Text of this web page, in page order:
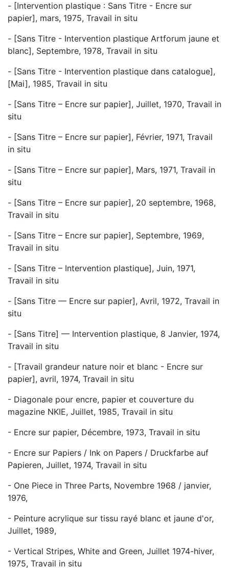
- [Intervention plastique : Sans Titre - Encre sur
papier], mars, 1975, Travail in situ
- [Sans Titre - Intervention plastique Artforum jaune et
blanc], Septembre, 1978, Travail in situ
- [Sans Titre - Intervention plastique dans catalogue],
[Mai], 1985, Travail in situ
- [Sans Titre – Encre sur papier], Juillet, 1970, Travail in
situ
- [Sans Titre – Encre sur papier], Février, 1971, Travail
in situ
- [Sans Titre – Encre sur papier], Mars, 1971, Travail in
situ
- [Sans Titre – Encre sur papier], 20 septembre, 1968,
Travail in situ
- [Sans Titre – Encre sur papier], Septembre, 1969,
Travail in situ
- [Sans Titre – Intervention plastique], Juin, 1971,
Travail in situ
- [Sans Titre — Encre sur papier], Avril, 1972, Travail in
situ
- [Sans Titre] — Intervention plastique, 8 Janvier, 1974,
Travail in situ
- [Travail grandeur nature noir et blanc - Encre sur
papier], avril, 1974, Travail in situ
- Diagonale pour encre, papier et couverture du
magazine NKIE, Juillet, 1985, Travail in situ
- Encre sur papier, Décembre, 1973, Travail in situ
- Encre sur Papiers / Ink on Papers / Druckfarbe auf
Papieren, Juillet, 1974, Travail in situ
- One Piece in Three Parts, Novembre 1968 / janvier,
1976,
- Peinture acrylique sur tissu rayé blanc et jaune d'or,
Juillet, 1989,
- Vertical Stripes, White and Green, Juillet 1974-hiver,
1975, Travail in situ